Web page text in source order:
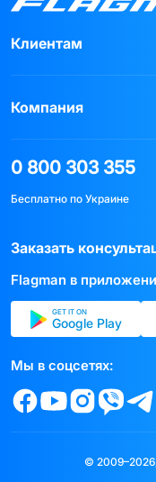
Клиентам
Компания
0 800 303 355
Бесплатно по Украине
Заказать
Flagman в
GET IT ON
Google Play
Мы в соцсетях:
©